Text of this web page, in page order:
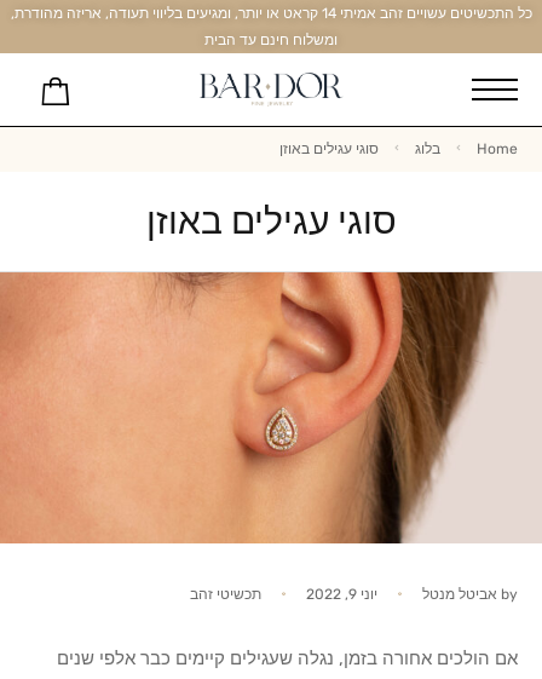
כל התכשיטים עשויים זהב אמיתי 14 קראט או יותר, ומגיעים בליווי תעודה, אריזה מהודרת,
ומשלוח חינם עד הבית
Home בלוג סוגי עגילים באוזן
סוגי עגילים באוזן
by אביטל מנטל יוני 9, 2022 תכשיטי זהב
אם הולכים אחורה בזמן, נגלה שעגילים קיימים כבר אלפי שנים